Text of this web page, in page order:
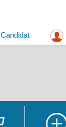
Candidat